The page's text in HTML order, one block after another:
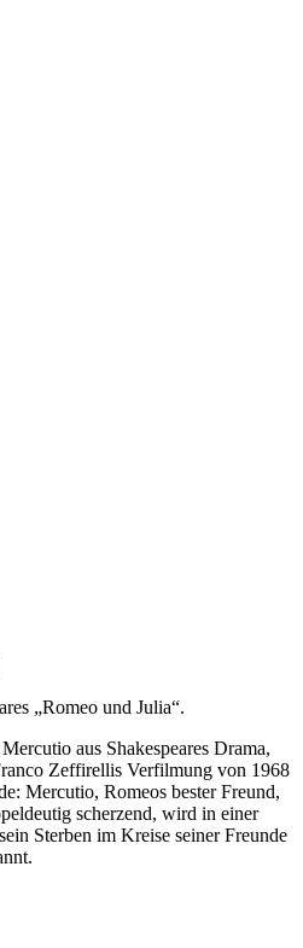
„Romeo und Julia“.
aus Shakespeares Drama,
Zeffirellis Verfilmung von 1968
Mercutio, Romeos bester Freund,
scherzend, wird in einer
Sterben im Kreise seiner Freunde